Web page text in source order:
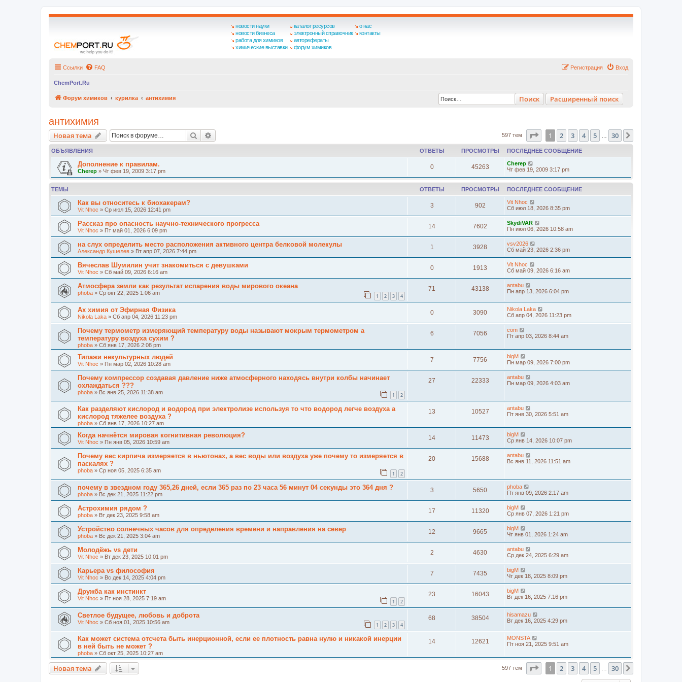
новости науки
новости бизнеса
работа для химиков
химические выставки
каталог ресурсов
электронный справочник
авторефераты
форум химиков
о нас
контакты
Ссылки FAQ Вход
Регистрация
ChemPort.Ru
Форум химиков курилка антихимия Поиск Расширенный поиск
антихимия
Новая тема Поиск 597 тем Страница1 из 30
1 2 3 4 5 30
ОБЪЯВЛЕНИЯ ОТВЕТЫ ПРОСМОТРЫ ПОСЛЕДНЕЕ СООБЩЕНИЕ
Дополнение к правилам.
Cherep » Чт фев 19, 2009 3:17 pm
0 45263
Cherep
Чт фев 19, 2009 3:17 pm
ТЕМЫ ОТВЕТЫ ПРОСМОТРЫ ПОСЛЕДНЕЕ СООБЩЕНИЕ
Как вы относитесь к биохакерам?
Vit Nhoc » Ср июл 15, 2026 12:41 pm
3 902
Vit Nhoc
Сб июл 18, 2026 8:35 pm
Рассказ про опасность научно-технического прогресса
Vit Nhoc » Пт май 01, 2026 6:09 pm
14 7602
SkydiVAR
Пн июл 06, 2026 10:58 am
на слух определить место расположения активного центра белковой молекулы
Александр Кушелев » Вт апр 07, 2026 7:44 pm
1 3928
vsv2026
Сб май 23, 2026 2:36 pm
Вячеслав Шумилин учит знакомиться с девушками
Vit Nhoc » Сб май 09, 2026 6:16 am
0 1913
Vit Nhoc
Сб май 09, 2026 6:16 am
Атмосфера земли как результат испарения воды мирового океана
phoba » Ср окт 22, 2025 1:06 am 1 2 3 4
71 43138
antabu
Пн апр 13, 2026 6:04 pm
Ах химия от Эфирная Физика
Nikola Laka » Сб апр 04, 2026 11:23 pm
0 3090
Nikola Laka
Сб апр 04, 2026 11:23 pm
Почему термометр измеряющий температуру воды называют мокрым термометром а
температуру воздуха сухим ?
phoba » Сб янв 17, 2026 2:08 pm
6 7056
com
Пт апр 03, 2026 8:44 am
Типажи некультурных людей
Vit Nhoc » Пн мар 02, 2026 10:28 am
7 7756
bigM
Пн мар 09, 2026 7:00 pm
Почему компрессор создавая давление ниже атмосферного находясь внутри колбы начинает
охлаждаться ???
phoba » Вс янв 25, 2026 11:38 am 1 2
27 22333
antabu
Пн мар 09, 2026 4:03 am
Как разделяют кислород и водород при электролизе используя то что водород легче воздуха а
кислород тяжелее воздуха ?
phoba » Сб янв 17, 2026 10:27 am
13 10527
antabu
Пт янв 30, 2026 5:51 am
Когда начнётся мировая когнитивная революция?
Vit Nhoc » Пн янв 05, 2026 10:59 am
14 11473
bigM
Ср янв 14, 2026 10:07 pm
Почему вес кирпича измеряется в ньютонах, а вес воды или воздуха уже почему то измеряется в
паскалях ?
phoba » Ср ноя 05, 2025 6:35 am 1 2
20 15688
antabu
Вс янв 11, 2026 11:51 am
почему в звездном году 365,26 дней, если 365 раз по 23 часа 56 минут 04 секунды это 364 дня ?
phoba » Вс дек 21, 2025 11:22 pm
3 5650
phoba
Пт янв 09, 2026 2:17 am
Астрохимия рядом ?
phoba » Вт дек 23, 2025 9:58 am
17 11320
bigM
Ср янв 07, 2026 1:21 pm
Устройство солнечных часов для определения времени и направления на север
phoba » Вс дек 21, 2025 3:04 am
12 9665
bigM
Чт янв 01, 2026 1:24 am
Молодёжь vs дети
Vit Nhoc » Вт дек 23, 2025 10:01 pm
2 4630
antabu
Ср дек 24, 2025 6:29 am
Карьера vs философия
Vit Nhoc » Вс дек 14, 2025 4:04 pm
7 7435
bigM
Чт дек 18, 2025 8:09 pm
Дружба как инстинкт
Vit Nhoc » Пт ноя 28, 2025 7:19 am 1 2
23 16043
bigM
Вт дек 16, 2025 7:16 pm
Светлое будущее, любовь и доброта
Vit Nhoc » Сб ноя 01, 2025 10:56 am 1 2 3 4
68 38504
hisamazu
Вт дек 16, 2025 4:29 pm
Как может система отсчета быть инерционной, если ее плотность равна нулю и никакой инерции
в ней быть не может ?
phoba » Сб окт 25, 2025 10:27 am
14 12621
MONSTA
Пт ноя 21, 2025 9:51 am
Новая тема 597 тем Страница1 из 30
1 2 3 4 5 30